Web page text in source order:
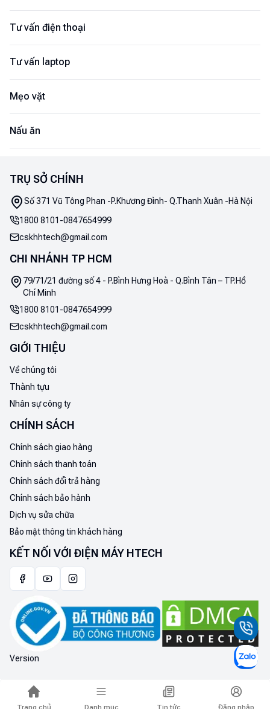
Tư vấn điện thoại
Tư vấn laptop
Mẹo vặt
Nấu ăn
TRỤ SỞ CHÍNH
Số 371 Vũ Tông Phan -P.Khương Đình- Q.Thanh Xuân -Hà Nội
1800 8101 -0847654999
cskhhtech@gmail.com
CHI NHÁNH TP HCM
79/71/21 đường số 4 - P.Bình Hưng Hoà - Q.Bình Tân – TP.Hồ
Chí Minh
1800 8101 -0847654999
cskhhtech@gmail.com
GIỚI THIỆU
Về chúng tôi
Thành tựu
Nhân sự công ty
CHÍNH SÁCH
Chính sách giao hàng
Chính sách thanh toán
Chính sách đổi trả hàng
Chính sách bảo hành
Dịch vụ sửa chữa
Bảo mật thông tin khách hàng
KẾT NỐI VỚI ĐIỆN MÁY HTECH
Version
Trang chủ Danh mục Tin tức Đăng nhập